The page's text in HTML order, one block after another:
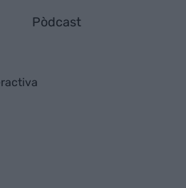
Pòdcast